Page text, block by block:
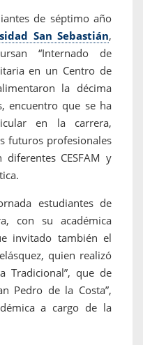
de séptimo año
San Sebastián,
“Internado de
en un Centro de
la décima
encuentro que se ha
en la carrera,
futuros profesionales
CESFAM y
estudiantes de
con su académica
invitado también el
quien realizó
Tradicional”, que de
Pedro de la Costa”,
a cargo de la